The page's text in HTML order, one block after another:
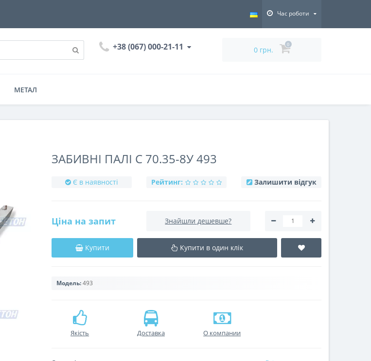
Час роботи
+38 (067) 000-21-11 0 грн.
0
МЕТАЛ
ЗАБИВНІ ПАЛІ С 70.35-8У 493
Є в наявності Рейтинг: Залишити відгук
Ціна на запит Знайшли дешевше?
Купити Купити в один клік
Модель:493
Якість Доставка О компании